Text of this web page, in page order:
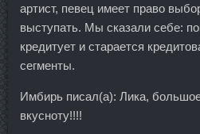
артист, певец имеет право
выступать. Мы сказали себе:
кредитует и старается
сегменты.
Имбирь писал(а): Лика,
вкусноту!!!!